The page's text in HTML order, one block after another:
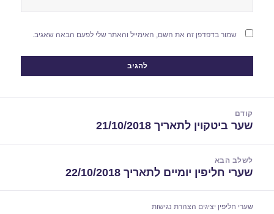
שמור בדפדפן זה את השם, האימייל והאתר שלי לפעם הבאה שאגיב.
קודם
הפוסט
שער ביטקוין לתאריך 21/10/2018
לשלב הבא
הפוסט
שערי חליפין יומיים לתאריך 22/10/2018
שערי חליפין יציגים הצהרת נגישות